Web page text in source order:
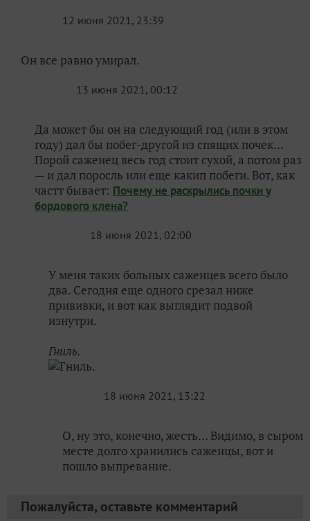
12 июня 2021, 23:39
Он все равно умирал.
13 июня 2021, 00:12
Да может бы он на следующий год (или в этом
году) дал бы побег-другой из спящих почек…
Порой саженец весь год стоит сухой, а потом раз
— и дал поросль или еще какип побеги. Вот, как
частт бывает: Почему не раскрылись почки у
бордового клена?
18 июня 2021, 02:00
У меня таких больных саженцев всего было
два. Сегодня еще одного срезал ниже
прививки, и вот как выглядит подвой
изнутри.
Гниль.
18 июня 2021, 13:22
О, ну это, конечно, жесть… Видимо, в сыром
месте долго хранились саженцы, вот и
пошло выпревание.
Пожалуйста, оставьте комментарий